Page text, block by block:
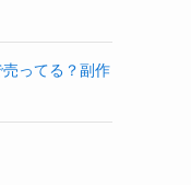
ってる？副作